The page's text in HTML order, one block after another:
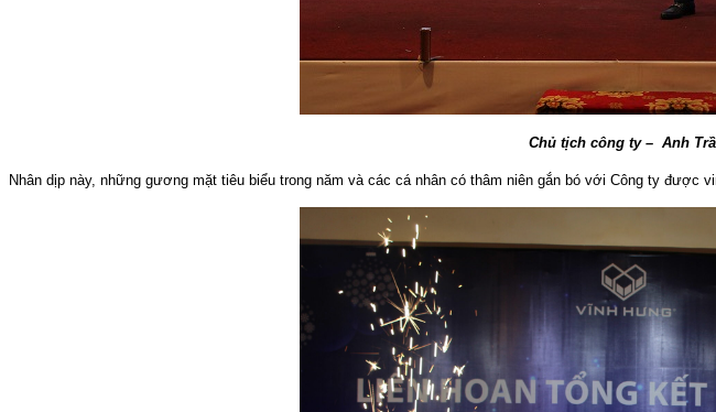
Chủ tịch công ty – Anh
Nhân dịp này, những gương mặt tiêu biểu trong năm và các cá nhân có thâm niên gắn bó với Công ty được